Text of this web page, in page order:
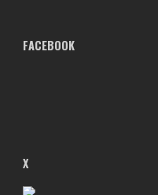
FACEBOOK
X